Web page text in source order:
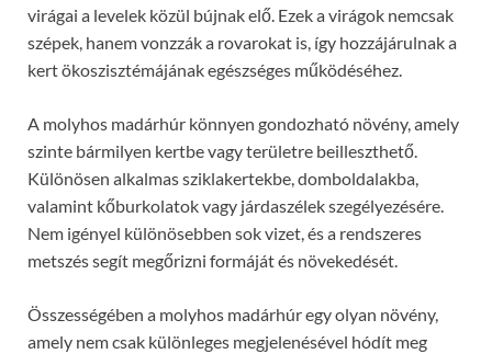
virágai a levelek közül bújnak elő. Ezek a virágok nemcsak
szépek, hanem vonzzák a rovarokat is, így hozzájárulnak a
kert ökoszisztémájának egészséges működéséhez.
A molyhos madárhúr könnyen gondozható növény, amely
szinte bármilyen kertbe vagy területre beilleszthető.
Különösen alkalmas sziklakertekbe, domboldalakba,
valamint kőburkolatok vagy járdaszélek szegélyezésére.
Nem igényel különösebben sok vizet, és a rendszeres
metszés segít megőrizni formáját és növekedését.
Összességében a molyhos madárhúr egy olyan növény,
amely nem csak különleges megjelenésével hódít meg